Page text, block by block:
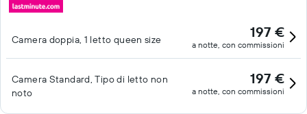
Camera doppia, 1 letto queen size 197 €
a notte, con commissioni
Camera Standard, Tipo di letto non
noto
197 €
a notte, con commissioni